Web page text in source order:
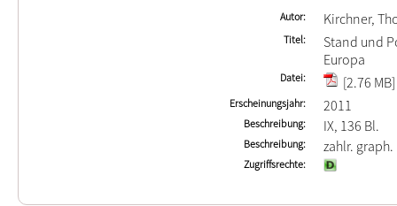
Autor Kirchner,
Titel
Stand und
Europa
Datei [2.76 MB]
Erscheinungsjahr 2011
Beschreibung IX, 136 Bl.
Beschreibung zahlr.
Zugriffsrechte